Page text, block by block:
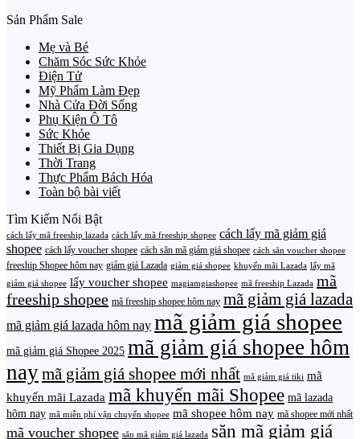
Sản Phẩm Sale
Mẹ và Bé
Chăm Sóc Sức Khỏe
Điện Tử
Mỹ Phẩm Làm Đẹp
Nhà Cửa Đời Sống
Phụ Kiện Ô Tô
Sức Khỏe
Thiết Bị Gia Dụng
Thời Trang
Thực Phẩm Bách Hóa
Toàn bộ bài viết
Tìm Kiếm Nổi Bật
cách lấy mã freeship lazada cách lấy mã freeship shopee cách lấy mã giảm giá
shopee cách lấy voucher shopee cách săn mã giảm giá shopee cách săn voucher shopee
freeship Shopee hôm nay giảm giá Lazada giảm giá shopee khuyến mãi Lazada lấy mã
giảm giá shopee lấy voucher shopee magiamgiashopee mã freeship Lazada mã
freeship shopee mã freeship shopee hôm nay mã giảm giá lazada
mã giảm giá lazada hôm nay mã giảm giá shopee
mã giảm giá Shopee 2025 mã giảm giá shopee hôm
naymã giảm giá shopee mới nhất mã giảm giá tiki mã
khuyến mãi Lazada mã khuyến mãi Shopee mã lazada
hôm nay mã miễn phí vận chuyển shopee mã shopee hôm nay mã shopee mới nhất
mã voucher shopee săn mã giảm giá lazada săn mã giảm giá